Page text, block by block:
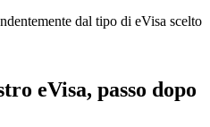
dal tipo di eVisa scelto
eVisa, passo dopo